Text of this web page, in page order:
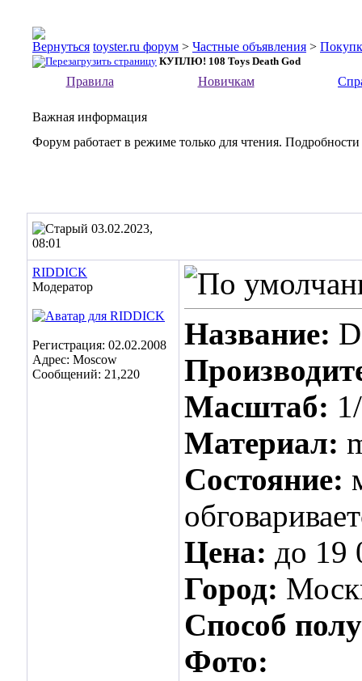
toyster.ru форум > Частные объявления >
КУПЛЮ! 108 Toys Death God
Правила Новичкам
Важная информация
Форум работает в режиме только для чтения.
03.02.2023,
08:01
RIDDICK
Модератор
Регистрация: 02.02.2008
Адрес: Moscow
Сообщений: 21,220
Название:
Масштаб:
Материал:
Состояние:
Цена: до 19
Город:
Способ
Фото: